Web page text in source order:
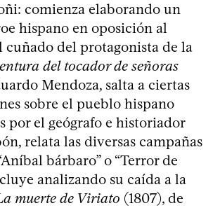
comienza elaborando un
hispano en oposición al
cuñado del protagonista de la
del tocador de señoras
Mendoza, salta a ciertas
sobre el pueblo hispano
por el geógrafo e historiador
relata las diversas campañas
bárbaro” o “Terror de
analizando su caída a la
muerte de Viriato (1807), de